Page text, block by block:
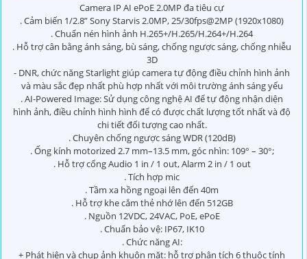
Camera IP AI ePoE 2.0MP đa tiêu cự
. Cảm biến 1/2.8” Sony Starvis 2.0MP, 25/30fps@2MP (1920x1080)
. Chuẩn nén hình ảnh H.265+/H.265/H.264+/H.264
. Hỗ trợ cân bằng ánh sáng, bù sáng, chống ngược sáng, chống nhiễu
3D
- DNR, chức năng Starlight giúp camera tự động điều chỉnh hình ảnh
và màu sắc đẹp nhất phù hợp nhất với môi trường ánh sáng yếu
. AI-Powered Image: Sử dụng công nghệ AI để tự động nhận diện
hình ảnh, điều chỉnh hình hình để có được chất lượng tốt nhất và độ
chi tiết đối tượng cao nhất.
. Chuyên chống ngược sáng WDR (120dB)
. Ống kính motorized 2.7 mm–13.5 mm, góc nhìn: 109° – 30°;
. Hỗ trợ cổng Audio 1 in / 1 out, Alarm 2 in / 1 out
. Tích hợp mic
. Tầm xa hồng ngoại lên đến 40m
. Hỗ trợ khe cắm thẻ nhớ lên đến 512GB
. Nguồn 12VDC, 24VAC, PoE, ePoE
. Chuẩn bảo vệ: IP67, IK10
. Chức năng AI:
+ Phát hiện và chụp ảnh khuôn mặt: hỗ trợ phân tích 6 thuộc tính